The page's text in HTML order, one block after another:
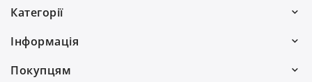
Пн–Пт: 10:00–19:00
Сб: 10:00–16:00
0(800) 30 7778
Категорії
Подарунки
Інформація
Покупцям